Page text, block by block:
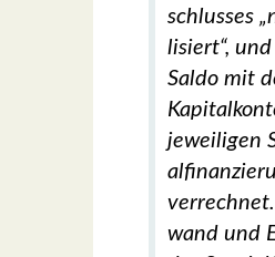
schlus­ses
li­siert“,
Sal­do mit
jewei­li­gen
wand und